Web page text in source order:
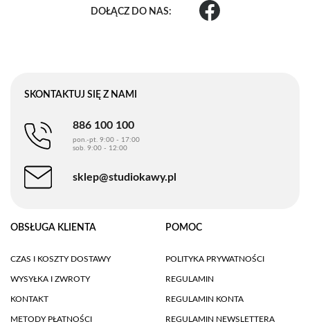
DOŁĄCZ DO NAS:
SKONTAKTUJ SIĘ Z NAMI
886 100 100
pon.-pt. 9:00 - 17:00
sob. 9:00 - 12:00
sklep@studiokawy.pl
OBSŁUGA KLIENTA
CZAS I KOSZTY DOSTAWY
WYSYŁKA I ZWROTY
KONTAKT
METODY PŁATNOŚCI
POMOC
POLITYKA PRYWATNOŚCI
REGULAMIN
REGULAMIN KONTA
REGULAMIN NEWSLETTERA